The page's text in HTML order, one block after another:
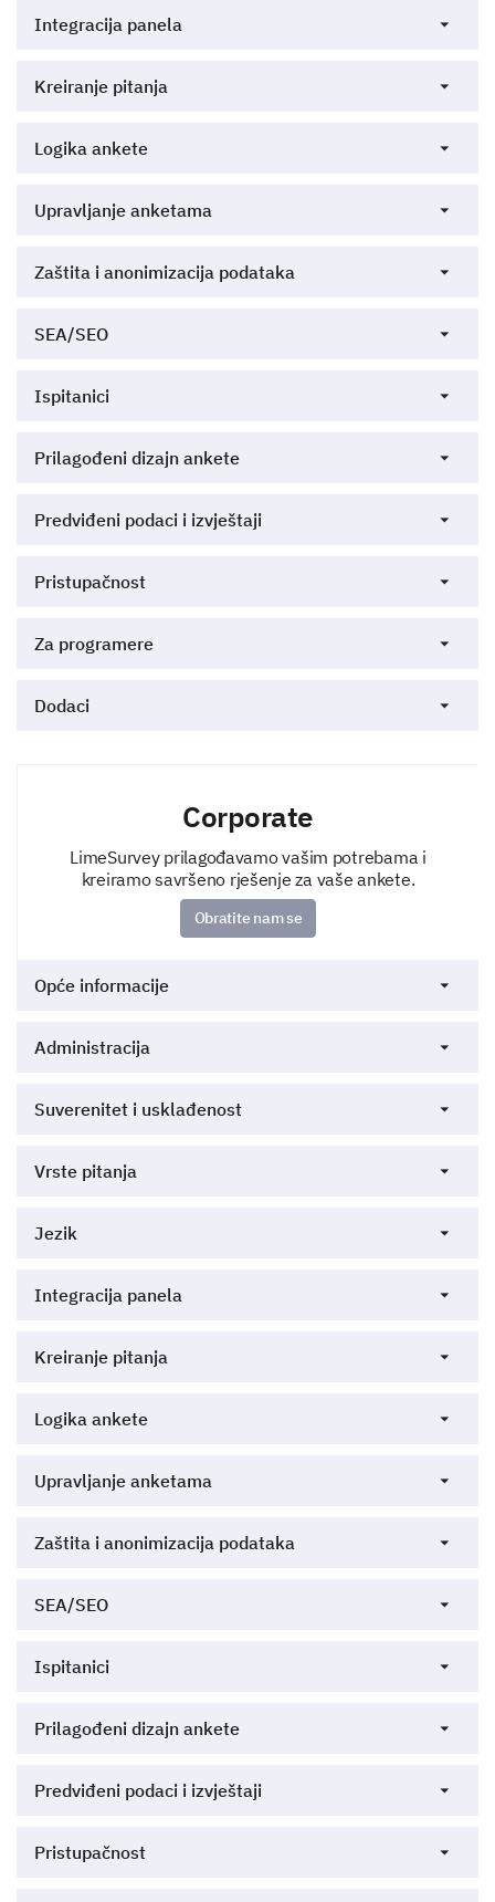
Integracija panela
Kreiranje pitanja
Logika ankete
Upravljanje anketama
Zaštita i anonimizacija podataka
SEA/SEO
Ispitanici
Prilagođeni dizajn ankete
Predviđeni podaci i izvještaji
Pristupačnost
Za programere
Dodaci
Corporate
LimeSurvey prilagođavamo vašim potrebama i
kreiramo savršeno rješenje za vaše ankete.
Obratite nam se
Opće informacije
Administracija
Suverenitet i usklađenost
Vrste pitanja
Jezik
Integracija panela
Kreiranje pitanja
Logika ankete
Upravljanje anketama
Zaštita i anonimizacija podataka
SEA/SEO
Ispitanici
Prilagođeni dizajn ankete
Predviđeni podaci i izvještaji
Pristupačnost